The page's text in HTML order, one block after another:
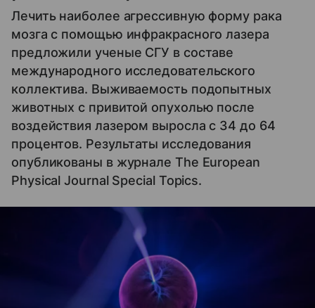
Лечить наиболее агрессивную форму рака
мозга с помощью инфракрасного лазера
предложили ученые СГУ в составе
международного исследовательского
коллектива. Выживаемость подопытных
животных с привитой опухолью после
воздействия лазером выросла с 34 до 64
процентов. Результаты исследования
опубликованы в журнале The European
Physical Journal Special Topics.